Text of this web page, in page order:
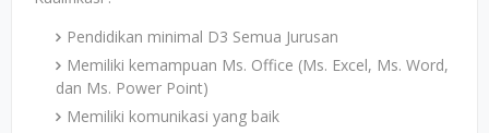
Pendidikan minimal D3 Semua Jurusan
Memiliki kemampuan Ms. Office (Ms. Excel, Ms. Word,
dan Ms. Power Point)
Memiliki komunikasi yang baik